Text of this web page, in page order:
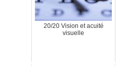
20/20 Vision et acuité
visuelle